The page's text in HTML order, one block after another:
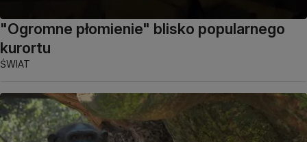
"Ogromne płomienie" blisko popularnego
kurortu
ŚWIAT